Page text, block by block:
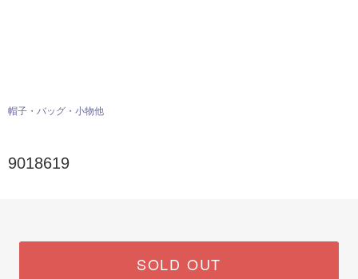
帽子・バッグ・小物他
9018619
SOLD OUT